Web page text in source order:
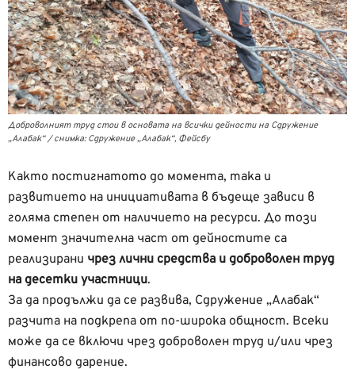
Доброволният труд стои в основата на всички дейности на Сдружение
„Алабак“ / снимка: Сдружение „Алабак“, Фейсбу
Както постигнатото до момента, така и
развитието на инициативата в бъдеще зависи в
голяма степен от наличието на ресурси. До този
момент значителна част от дейностите са
реализирани чрез лични средства и доброволен труд
на десетки участници.
За да продължи да се развива, Сдружение „Алабак“
разчита на подкрепа от по-широка общност. Всеки
може да се включи чрез доброволен труд и/или чрез
финансово дарение.